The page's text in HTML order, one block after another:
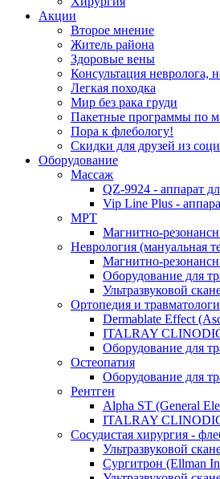
Акции
Второе мнение
Житель района
Здоровые вены
Консультация невролога,
Легкая походка
Мир без рака груди
Пакетные программы по
Пора к флебологу!
Скидки для друзей из
Оборудование
Массаж
QZ-9924 - аппарат
Vip Line Plus -
МРТ
Магнитно-
Неврология (мануальная
Магнитно-
Оборудование для
Ультразвуковой
Ортопедия и
Dermablate Effect
ITALRAY
Оборудование для
Остеопатия
Оборудование для
Рентген
Alpha ST (General
ITALRAY
Сосудистая хирургия -
Ультразвуковой
Сургитрон (Ellman